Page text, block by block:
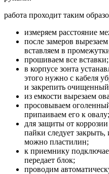
работа проходит таким
измеряем расстояние
после замеров
вставляем в
прошиваем все вставки;
в корпусе зонта
этого нужно с кабеля
и закрепить
из емкости вырезаем
просовываем
припаиваем его к овалу;
для защиты от
пайки следует закрыть,
можно пластилин;
к приемнику
передает блок;
проводим